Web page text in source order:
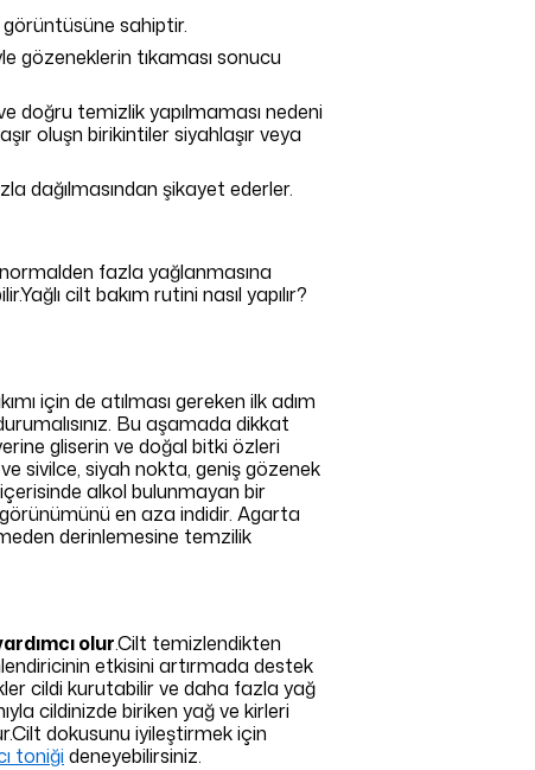
görüntüsüne sahiptir.
gözeneklerin tıkaması sonucu
doğru temizlik yapılmaması nedeni
oluşn birikintiler siyahlaşır veya
dağılmasından şikayet ederler.
fazla yağlanmasına
cilt bakım rutini nasıl yapılır?
için de atılması gereken ilk adım
Bu aşamada dikkat
gliserin ve doğal bitki özleri
sivilce, siyah nokta, geniş gözenek
alkol bulunmayan bir
en aza indidir. Agarta
derinlemesine temzilik
olur.Cilt temizlendikten
etkisini artırmada destek
cildi kurutabilir ve daha fazla yağ
cildinizde biriken yağ ve kirleri
dokusunu iyileştirmek için
toniği deneyebilirsiniz.